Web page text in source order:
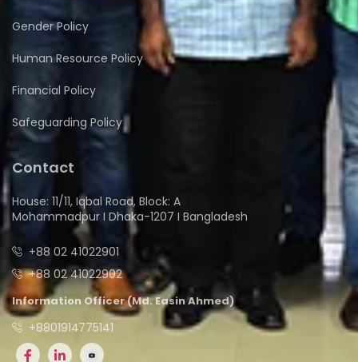
Gender Policy
Human Resource Policy
Financial Policy
Safeguarding Policy
Contact
House: 11/11, Iqbal Road, Block: A
Mohammadpur I Dhaka-1207 I Bangladesh
+88 02 41022901
+88 02 41022902
Information Officer (Md. Easin Ahmed)
+8801914775141